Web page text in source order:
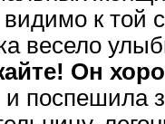
видимо к
весело
Он
поспешила